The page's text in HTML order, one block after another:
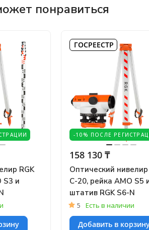
понравиться
RGK
S3 и
-10% ПОСЛЕ
ГОСРЕЕСТР
158 130 ₸
Оптический нивелир
C-20, рейка AMO S5
штатив RGK S6-N
5 Есть в наличии
Добавить в